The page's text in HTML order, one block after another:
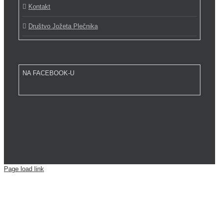
Kontakt
Društvo Jožeta Plečnika
NA FACEBOOK-U
Page load link